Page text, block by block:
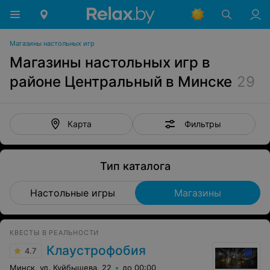
Магазины настольных игр
Магазины настольных игр в
районе Центральный в Минске 29
Карта Фильтры
Тип каталога
Настольные игры Магазины
КВЕСТЫ В РЕАЛЬНОСТИ
4.7 Клаустрофобия
Минск, ул. Куйбышева, 22 до 00:00